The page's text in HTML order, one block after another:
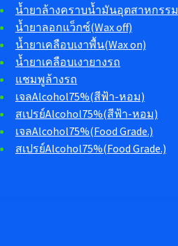
น้ำยาล้างคราบน้ำมันอุตสาหกรรม
น้ำยาลอกแว็กซ์(Wax off)
น้ำยาเคลือบเงาพื้น(Wax on)
น้ำยาเคลือบเงายางรถ
แชมพูล้างรถ
เจลAlcohol75%(สีฟ้า-หอม)
สเปรย์Alcohol75%(สีฟ้า-หอม)
เจลAlcohol75%(Food Grade.)
สเปรย์Alcohol75%(Food Grade.)